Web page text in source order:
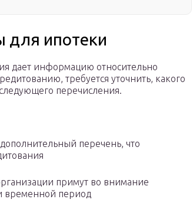
для ипотеки
дает информацию относительно
требуется уточнить, какого
перечисления.
перечень, что
примут во внимание
временной период